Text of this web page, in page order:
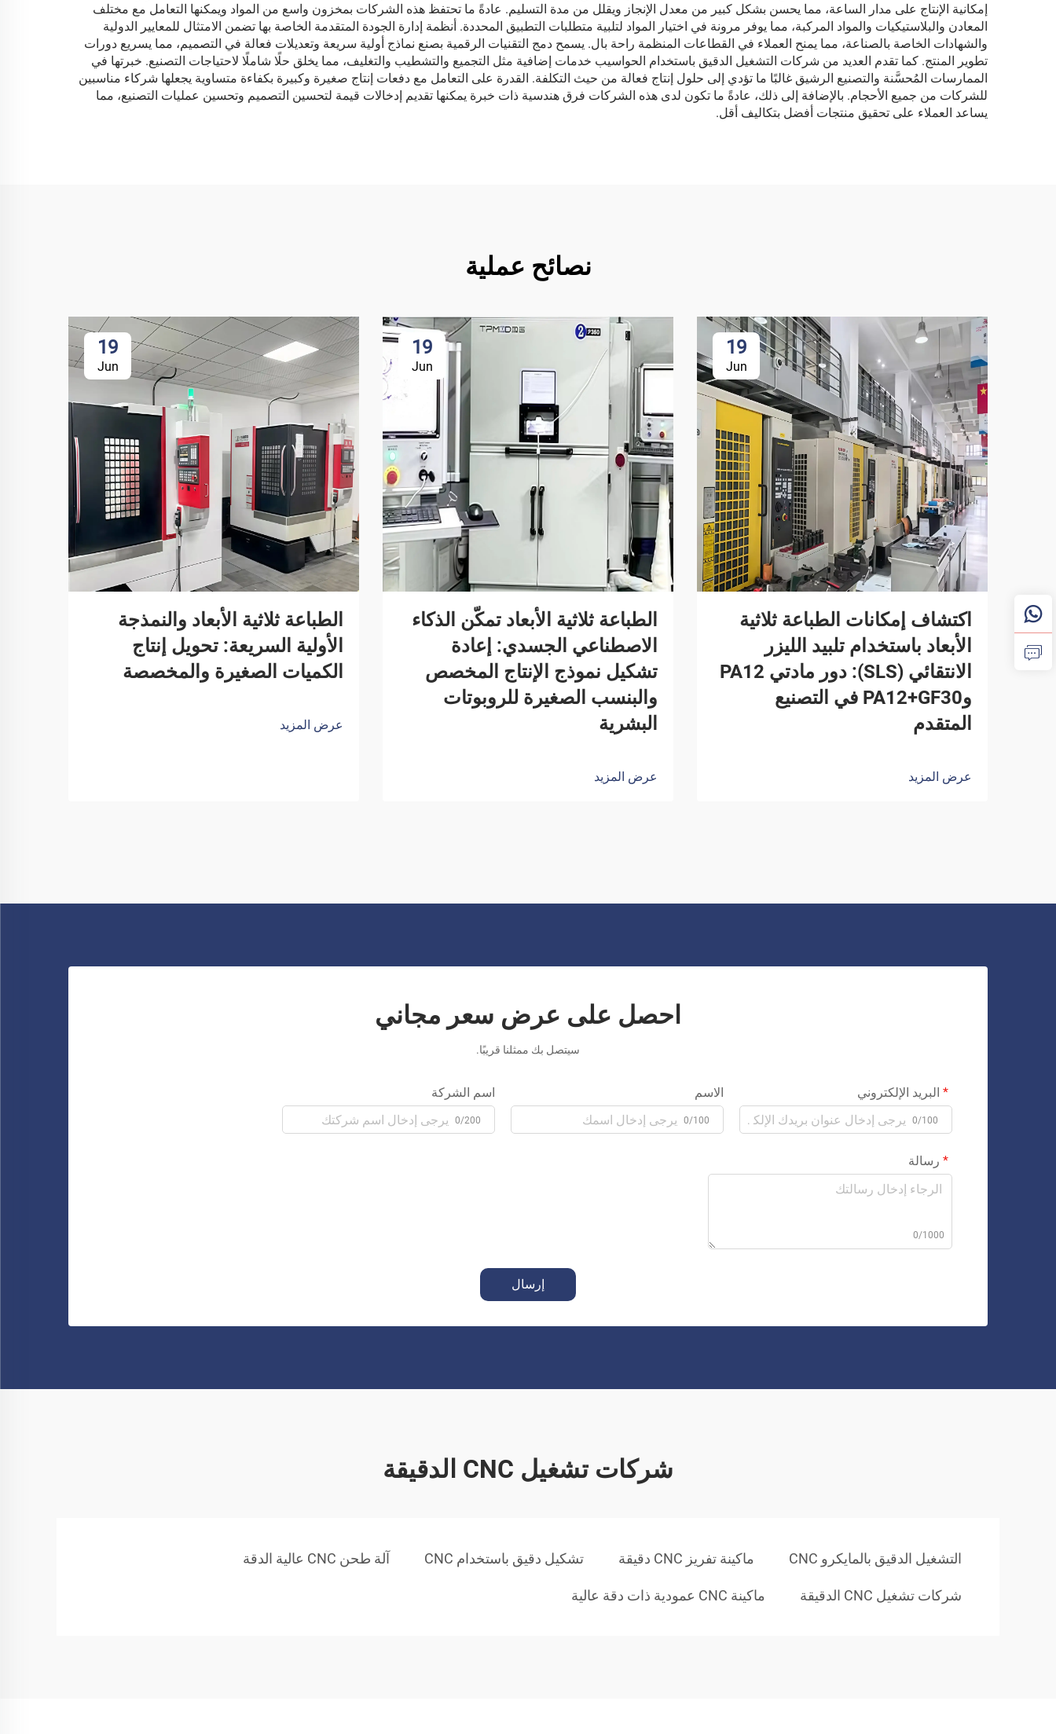
إمكانية الإنتاج على مدار الساعة، مما يحسن بشكل كبير من معدل الإنجاز ويقلل من مدة التسليم. عادةً ما تحتفظ هذه الشركات بمخزون واسع من المواد ويمكنها التعامل مع مختلف
المعادن والبلاستيكيات والمواد المركبة، مما يوفر مرونة في اختيار المواد لتلبية متطلبات التطبيق المحددة. أنظمة إدارة الجودة المتقدمة الخاصة بها تضمن الامتثال للمعايير الدولية
والشهادات الخاصة بالصناعة، مما يمنح العملاء في القطاعات المنظمة راحة بال. يسمح دمج التقنيات الرقمية بصنع نماذج أولية سريعة وتعديلات فعالة في التصميم، مما يسريع دورات
تطوير المنتج. كما تقدم العديد من شركات التشغيل الدقيق باستخدام الحواسيب خدمات إضافية مثل التجميع والتشطيب والتغليف، مما يخلق حلًا شاملًا لاحتياجات التصنيع. خبرتها في
الممارسات المُحسَّنة والتصنيع الرشيق غالبًا ما تؤدي إلى حلول إنتاج فعالة من حيث التكلفة. القدرة على التعامل مع دفعات إنتاج صغيرة وكبيرة بكفاءة متساوية يجعلها شركاء مناسبين
للشركات من جميع الأحجام. بالإضافة إلى ذلك، عادةً ما تكون لدى هذه الشركات فرق هندسية ذات خبرة يمكنها تقديم إدخالات قيمة لتحسين التصميم وتحسين عمليات التصنيع، مما
يساعد العملاء على تحقيق منتجات أفضل بتكاليف أقل.
نصائح عملية
19
Jun
اكتشاف إمكانات الطباعة ثلاثية
الأبعاد باستخدام تلبيد الليزر
الانتقائي (SLS): دور مادتي PA12
وPA12+GF30 في التصنيع
المتقدم
عرض المزيد
19
Jun
الطباعة ثلاثية الأبعاد تمكّن الذكاء
الاصطناعي الجسدي: إعادة
تشكيل نموذج الإنتاج المخصص
والبنسب الصغيرة للروبوتات
البشرية
عرض المزيد
19
Jun
الطباعة ثلاثية الأبعاد والنمذجة
الأولية السريعة: تحويل إنتاج
الكميات الصغيرة والمخصصة
عرض المزيد
احصل على عرض سعر مجاني
سيتصل بك ممثلنا قريبًا.
البريد الإلكتروني
0/100
الاسم
0/100
اسم الشركة
0/200
رسالة
0/1000
إرسال
شركات تشغيل CNC الدقيقة
التشغيل الدقيق بالمايكرو CNC ماكينة تفريز CNC دقيقة تشكيل دقيق باستخدام CNC آلة طحن CNC عالية الدقة
شركات تشغيل CNC الدقيقة ماكينة CNC عمودية ذات دقة عالية